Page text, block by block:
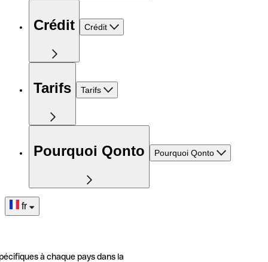
Crédit Crédit
Tarifs Tarifs
Pourquoi Qonto Pourquoi Qonto
fr
à chaque pays dans la